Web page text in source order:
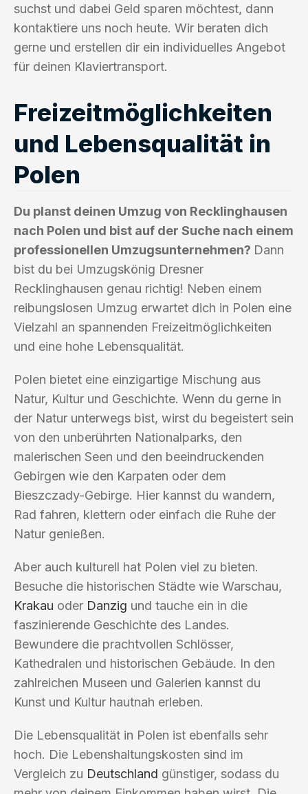
suchst und dabei Geld sparen möchtest, dann
kontaktiere uns noch heute. Wir beraten dich
gerne und erstellen dir ein individuelles Angebot
für deinen Klaviertransport.
Freizeitmöglichkeiten
und Lebensqualität in
Polen
Du planst deinen Umzug von Recklinghausen
nach Polen und bist auf der Suche nach einem
professionellen Umzugsunternehmen? Dann
bist du bei Umzugskönig Dresner
Recklinghausen genau richtig! Neben einem
reibungslosen Umzug erwartet dich in Polen eine
Vielzahl an spannenden Freizeitmöglichkeiten
und eine hohe Lebensqualität.
Polen bietet eine einzigartige Mischung aus
Natur, Kultur und Geschichte. Wenn du gerne in
der Natur unterwegs bist, wirst du begeistert sein
von den unberührten Nationalparks, den
malerischen Seen und den beeindruckenden
Gebirgen wie den Karpaten oder dem
Bieszczady-Gebirge. Hier kannst du wandern,
Rad fahren, klettern oder einfach die Ruhe der
Natur genießen.
Aber auch kulturell hat Polen viel zu bieten.
Besuche die historischen Städte wie Warschau,
Krakau oder Danzig und tauche ein in die
faszinierende Geschichte des Landes.
Bewundere die prachtvollen Schlösser,
Kathedralen und historischen Gebäude. In den
zahlreichen Museen und Galerien kannst du
Kunst und Kultur hautnah erleben.
Die Lebensqualität in Polen ist ebenfalls sehr
hoch. Die Lebenshaltungskosten sind im
Vergleich zu Deutschland günstiger, sodass du